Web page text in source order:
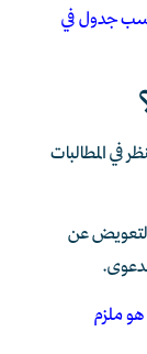
جدول في
في المطالبات
عن
ملزم